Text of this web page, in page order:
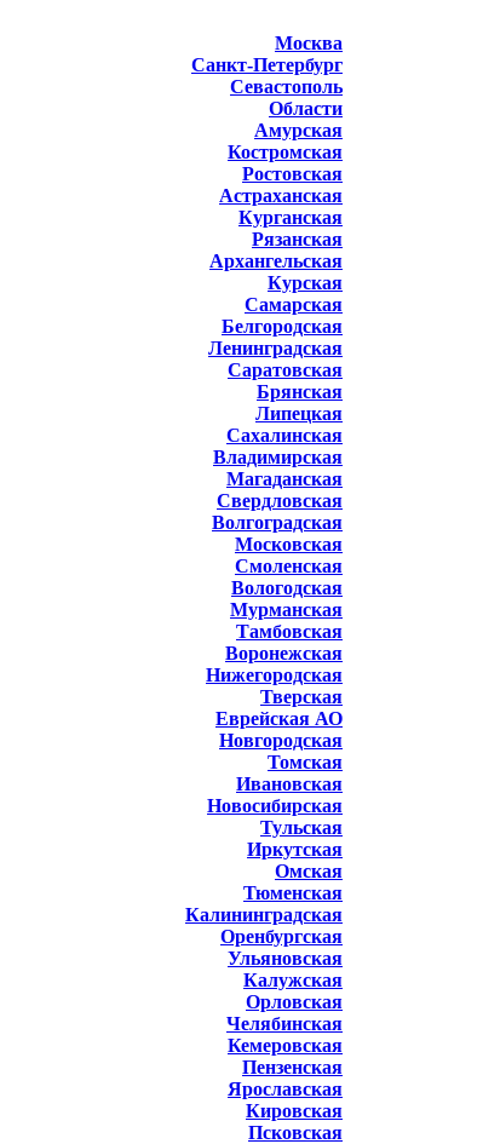
Москва
Санкт-Петербург
Севастополь
Области
Амурская
Костромская
Ростовская
Астраханская
Курганская
Рязанская
Архангельская
Курская
Самарская
Белгородская
Ленинградская
Саратовская
Брянская
Липецкая
Сахалинская
Владимирская
Магаданская
Свердловская
Волгоградская
Московская
Смоленская
Вологодская
Мурманская
Тамбовская
Воронежская
Нижегородская
Тверская
Еврейская АО
Новгородская
Томская
Ивановская
Новосибирская
Тульская
Иркутская
Омская
Тюменская
Калининградская
Оренбургская
Ульяновская
Калужская
Орловская
Челябинская
Кемеровская
Пензенская
Ярославская
Кировская
Псковская